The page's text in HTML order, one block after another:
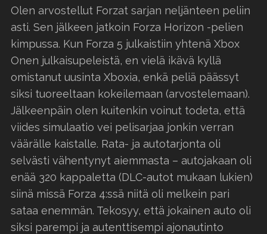
Olen arvostellut Forzat sarjan neljänteen peliin
asti. Sen jälkeen jatkoin Forza Horizon -pelien
kimpussa. Kun Forza 5 julkaistiin yhtenä Xbox
Onen julkaisupeleistä, en vielä ikävä kyllä
omistanut uusinta Xboxia, enkä peliä päässyt
siksi tuoreeltaan kokeilemaan (arvostelemaan).
Jälkeenpäin olen kuitenkin voinut todeta, että
viides simulaatio vei pelisarjaa jonkin verran
väärälle kaistalle. Rata- ja autotarjonta oli
selvästi vähentynyt aiemmasta – autojakaan oli
enää 320 kappaletta (DLC-autot mukaan lukien)
siinä missä Forza 4:ssä niitä oli melkein pari
sataa enemmän. Tekosyy, että jokainen auto oli
siksi parempi ja autenttisempi ajonautinto